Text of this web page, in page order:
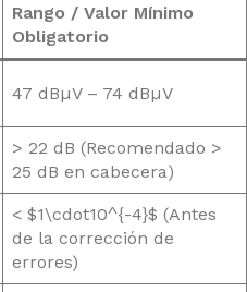
Rango / Valor Mínimo
Obligatorio
47 dBµV – 74 dBµV
> 22 dB (Recomendado >
25 dB en cabecera)
< $1\cdot10^{-4}$ (Antes
de la corrección de
errores)